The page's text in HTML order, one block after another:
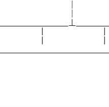
＿＿＿＿＿＿＿⊥＿＿